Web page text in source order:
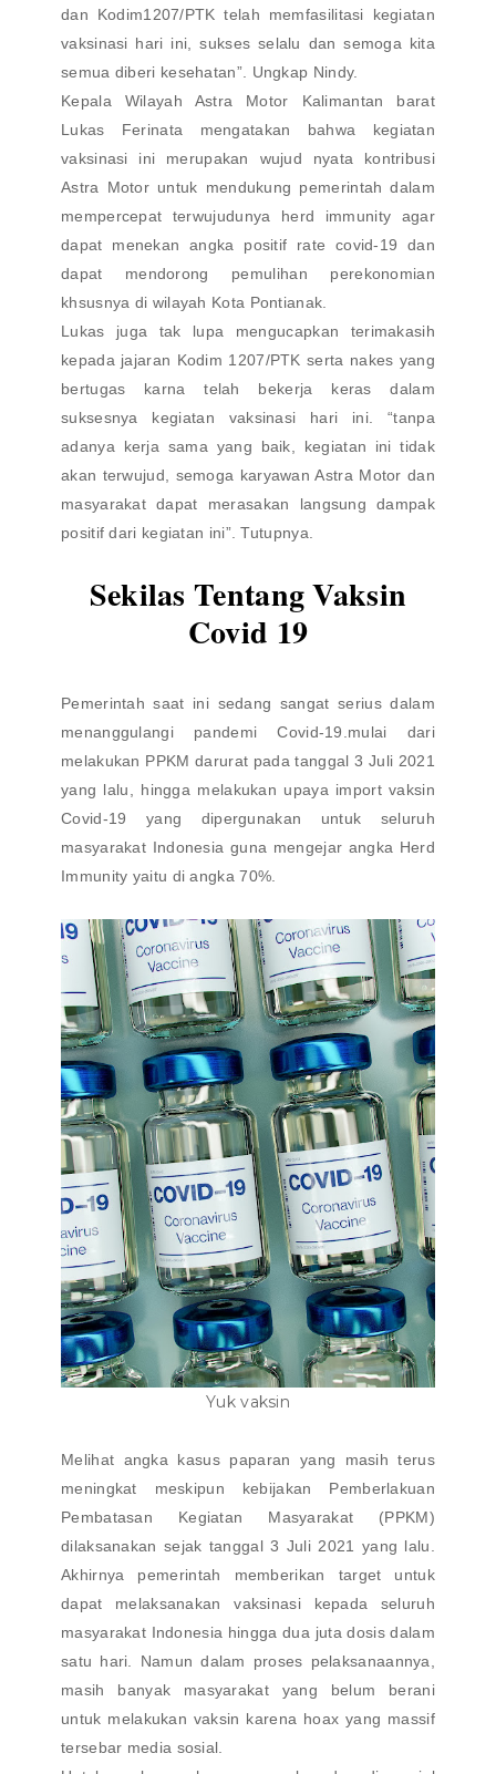
dan Kodim1207/PTK telah memfasilitasi kegiatan
vaksinasi hari ini, sukses selalu dan semoga kita
semua diberi kesehatan”. Ungkap Nindy.
Kepala Wilayah Astra Motor Kalimantan barat
Lukas Ferinata mengatakan bahwa kegiatan
vaksinasi ini merupakan wujud nyata kontribusi
Astra Motor untuk mendukung pemerintah dalam
mempercepat terwujudunya herd immunity agar
dapat menekan angka positif rate covid-19 dan
dapat mendorong pemulihan perekonomian
khsusnya di wilayah Kota Pontianak.
Lukas juga tak lupa mengucapkan terimakasih
kepada jajaran Kodim 1207/PTK serta nakes yang
bertugas karna telah bekerja keras dalam
suksesnya kegiatan vaksinasi hari ini. “tanpa
adanya kerja sama yang baik, kegiatan ini tidak
akan terwujud, semoga karyawan Astra Motor dan
masyarakat dapat merasakan langsung dampak
positif dari kegiatan ini”. Tutupnya.
Sekilas Tentang Vaksin
Covid 19
Pemerintah saat ini sedang sangat serius dalam
menanggulangi pandemi Covid-19.mulai dari
melakukan PPKM darurat pada tanggal 3 Juli 2021
yang lalu, hingga melakukan upaya import vaksin
Covid-19 yang dipergunakan untuk seluruh
masyarakat Indonesia guna mengejar angka Herd
Immunity yaitu di angka 70%.
Yuk vaksin
Melihat angka kasus paparan yang masih terus
meningkat meskipun kebijakan Pemberlakuan
Pembatasan Kegiatan Masyarakat (PPKM)
dilaksanakan sejak tanggal 3 Juli 2021 yang lalu.
Akhirnya pemerintah memberikan target untuk
dapat melaksanakan vaksinasi kepada seluruh
masyarakat Indonesia hingga dua juta dosis dalam
satu hari. Namun dalam proses pelaksanaannya,
masih banyak masyarakat yang belum berani
untuk melakukan vaksin karena hoax yang massif
tersebar media sosial.